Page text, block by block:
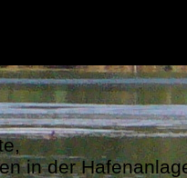
in der